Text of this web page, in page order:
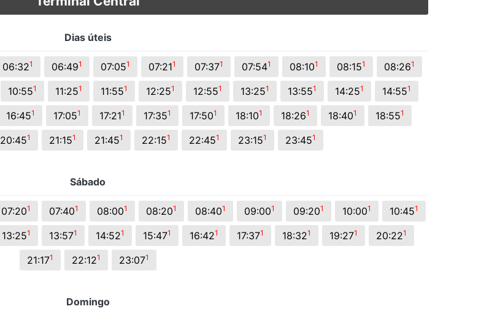
Dias úteis
06:321 06:491 07:051 07:211 07:371 07:541 08:101 08:151 08:261
10:551 11:251 11:551 12:251 12:551 13:251 13:551 14:251 14:551
16:451 17:051 17:211 17:351 17:501 18:101 18:261 18:401 18:551
20:451 21:151 21:451 22:151 22:451 23:151 23:451
Sábado
07:201 07:401 08:001 08:201 08:401 09:001 09:201 10:001 10:451
13:251 13:571 14:521 15:471 16:421 17:371 18:321 19:271 20:221
21:171 22:121 23:071
Domingo